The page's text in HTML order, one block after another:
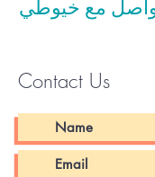
Contact Us